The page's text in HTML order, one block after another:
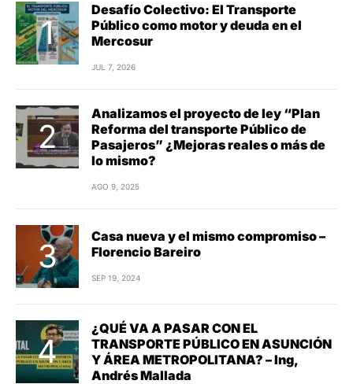
Desafío Colectivo: El Transporte
Público como motor y deuda en el
Mercosur
JUL 7, 2026
Analizamos el proyecto de ley “Plan
Reforma del transporte Público de
Pasajeros” ¿Mejoras reales o más de
lo mismo?
AGO 9, 2025
Casa nueva y el mismo compromiso –
Florencio Bareiro
SEP 19, 2024
¿QUÉ VA A PASAR CON EL
TRANSPORTE PÚBLICO EN ASUNCIÓN
Y ÁREA METROPOLITANA? – Ing,
Andrés Mallada